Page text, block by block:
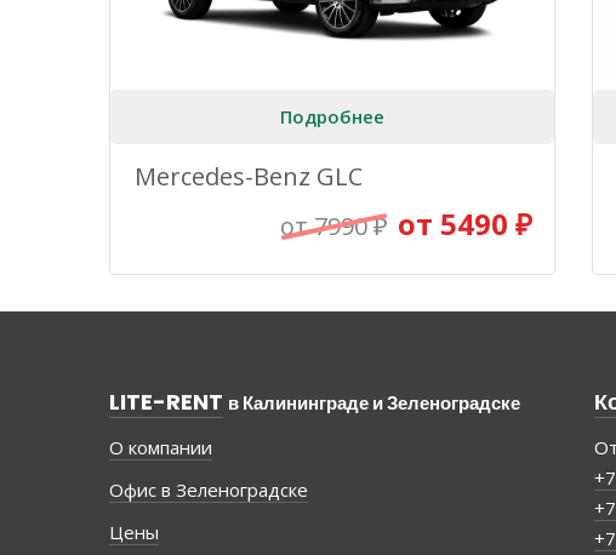
Подробнее
Mercedes-Benz GLC
от 7990 ₽ от 5490 ₽
LITE-RENT в Калининграде и Зеленоградске
О компании
Офис в Зеленоградске
Цены